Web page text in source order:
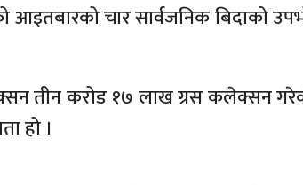
आइतबारको चार सार्वजनिक बिदाको
तीन करोड १७ लाख ग्रस कलेक्सन
हो ।